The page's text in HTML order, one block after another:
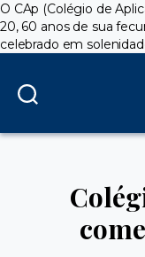
O CAp (Colégio de
20, 60 anos de sua
celebrado em